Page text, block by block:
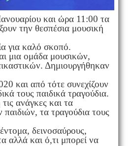
και ώρα 11:00 τα
την θεσπέσια μουσική
για καλό σκοπό.
μια ομάδα μουσικών,
Δημιουργήθηκαν
και από τότε συνεχίζουν
τους παιδικά τραγούδια.
ανάγκες και τα
παιδιών, τα τραγούδια τους
δεινοσαύρους,
αλλά και ό,τι μπορεί να